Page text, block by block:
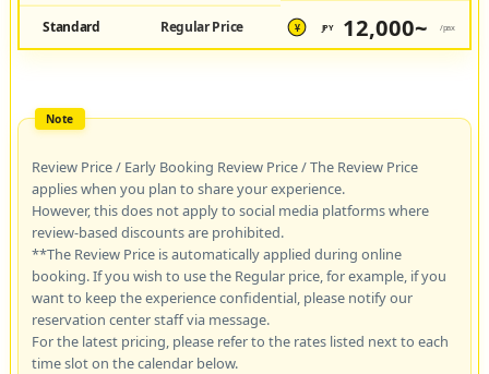
Standard Regular Price ¥ JPY 12,000~ /pax
Review Price / Early Booking Review Price / The Review Price
applies when you plan to share your experience.
However, this does not apply to social media platforms where
review-based discounts are prohibited.
**The Review Price is automatically applied during online
booking. If you wish to use the Regular price, for example, if you
want to keep the experience confidential, please notify our
reservation center staff via message.
For the latest pricing, please refer to the rates listed next to each
time slot on the calendar below.